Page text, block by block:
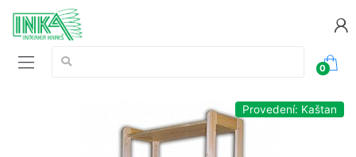
Vyhledávání:
0
Provedení: Kaštan